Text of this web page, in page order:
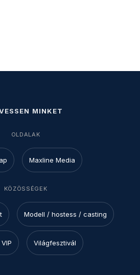
MINKET
OLDALAK
Maxline Media
KÖZÖSSÉGEK
Modell / hostess / casting
Világfesztivál